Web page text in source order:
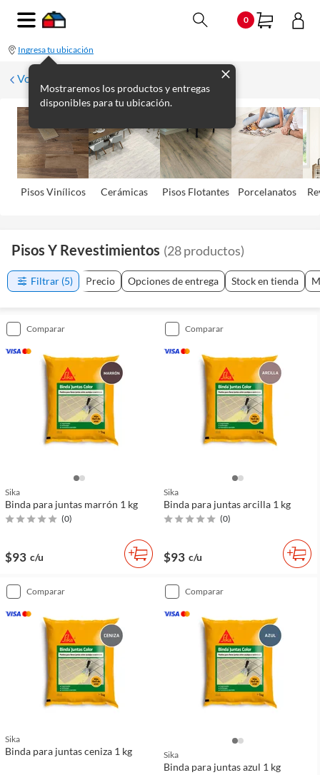
0
Ingresa tu ubicación
Mostraremos los productos y entregas
disponibles para tu ubicación.
Volver
Pisos Viní­licos Cerámicas Pisos Flotantes Porcelanatos
Pisos Y Revestimientos (28productos)
Filtrar (5) Precio Opciones de entrega Stock en tienda
comparar
Sika
Binda para juntas marrón 1 kg
(0)
$93 c/u
comparar
Sika
Binda para juntas arcilla 1 kg
(0)
$93 c/u
comparar
Sika
Binda para juntas ceniza 1 kg
comparar
Sika
Binda para juntas azul 1 kg